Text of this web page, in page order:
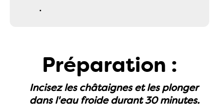
.
Préparation :
Incisez les châtaignes et les plonger
dans l'eau froide durant 30 minutes.